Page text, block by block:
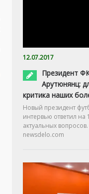
12.07.2017
Президент
Арутюнянц:
критика наших
Новый президент
интервью ответил
актуальных
newsdelo.com